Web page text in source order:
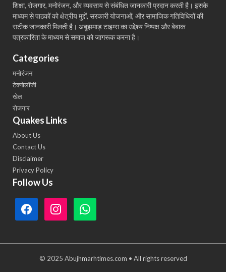
शिक्षा, रोजगार, मनोरंजन, और व्यवसाय से संबंधित जानकारी प्रदान करती है। इसके
माध्यम से पाठकों को क्षेत्रीय मुद्दों, सरकारी योजनाओं, और सामाजिक गतिविधियों की
सटीक जानकारी मिलती है। अबूझमाड़ टाइम्स का उद्देश्य निष्पक्ष और बेबाक
पत्रकारिता के माध्यम से समाज को जागरूक करना है।
Categories
मनोरंजन
टेक्नोलॉजी
खेल
रोजगार
Quakes Links
About Us
Contact Us
Disclaimer
Privacy Policy
Follow Us
© 2025 Abujhmarhtimes.com • All rights reserved